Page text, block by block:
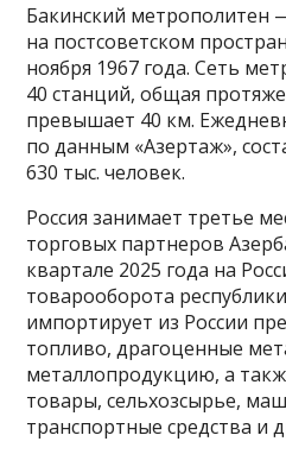
Бакинский метрополитен
на постсоветском
ноября 1967 года. Сеть
40 станций, общая
превышает 40 км.
по данным «Азертаж»,
630 тыс. человек.
Россия занимает третье
торговых партнеров
квартале 2025 года на
товарооборота
импортирует из России
топливо, драгоценные
металлопродукцию, а
товары, сельхозсырье,
транспортные средства и